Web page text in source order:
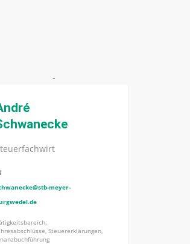
meyer-
Steuererklärungen,